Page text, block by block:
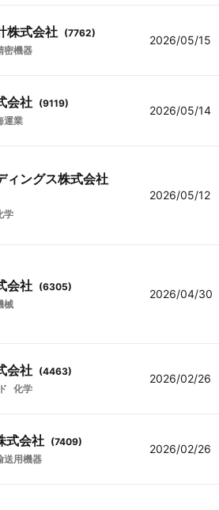
株式会社 (7762)
密機器
2026/05/15
会社 (9119)
運業
2026/05/14
ィングス株式会社
学
2026/05/12
会社 (6305)
械
2026/04/30
会社 (4463)
化学
2026/02/26
式会社 (7409)
送用機器
2026/02/26